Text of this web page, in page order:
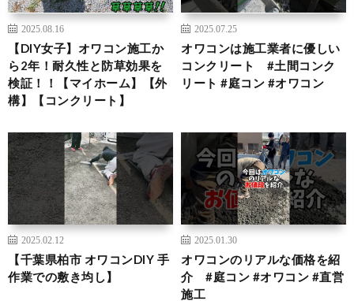
2025.08.16
【DIY女子】オワコン施工か
ら2年！耐久性と防草効果を
検証！！【マイホーム】【外
構】【コンクリート】
2025.07.25
オワコンは施工業者に優しい
コンクリート #土間コンク
リート #庭コン #オワコン
2025.02.12
【千葉県柏市 オワコンDIY 手
作業での敷き均し】
2025.01.30
オワコンのリアルな価格を紹
介 #庭コン #オワコン #直営
施工